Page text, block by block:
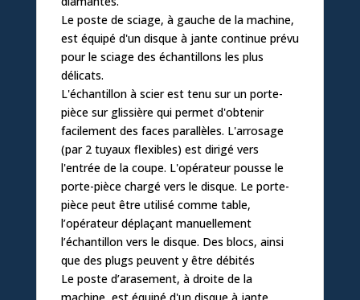
Le poste de sciage, à gauche de la machine,
est équipé d'un disque à jante continue prévu
pour le sciage des échantillons les plus
délicats.
L'échantillon à scier est tenu sur un porte-
pièce sur glissière qui permet d'obtenir
facilement des faces parallèles. L'arrosage
(par 2 tuyaux flexibles) est dirigé vers
l'entrée de la coupe. L'opérateur pousse le
porte-pièce chargé vers le disque. Le porte-
pièce peut être utilisé comme table,
l’opérateur déplaçant manuellement
l’échantillon vers le disque. Des blocs, ainsi
que des plugs peuvent y être débités
Le poste d’arasement, à droite de la